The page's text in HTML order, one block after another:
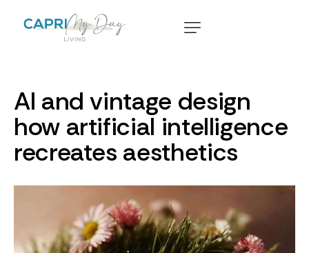
AI and vintage design
how artificial intelligence
recreates aesthetics